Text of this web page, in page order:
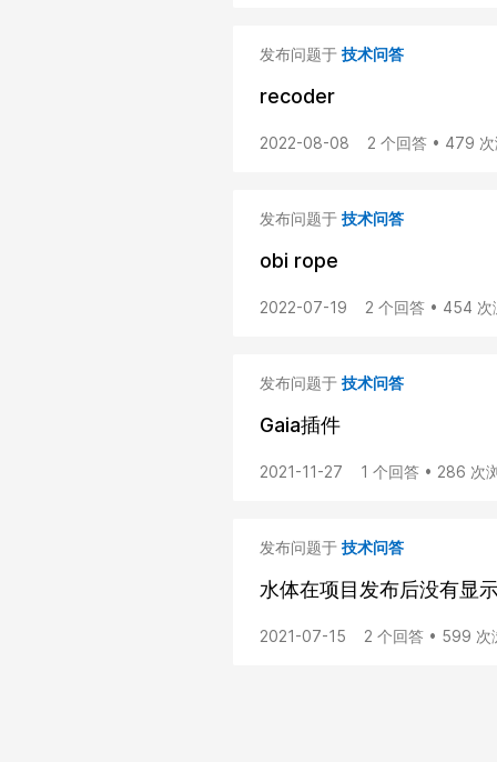
发布问题于 技术问答
recoder
2022-08-08 2 个回答 • 479
发布问题于 技术问答
obi rope
2022-07-19 2 个回答 • 454 次
发布问题于 技术问答
Gaia插件
2021-11-27 1 个回答 • 286 次
发布问题于 技术问答
水体在项目发布后没有显
2021-07-15 2 个回答 • 599 次